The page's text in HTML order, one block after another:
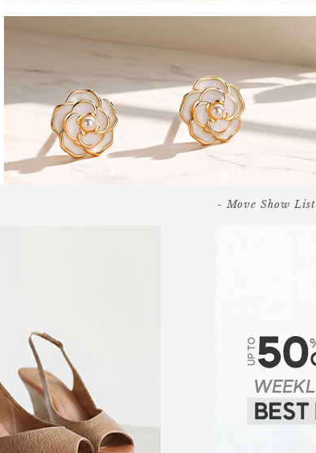
- Move Show List